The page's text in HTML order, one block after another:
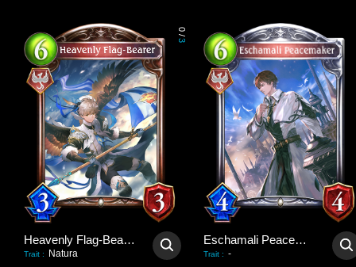
0
/
3
Heavenly Flag-Bearer
Trait : Natura
Eschamali Peacemaker
Trait : -